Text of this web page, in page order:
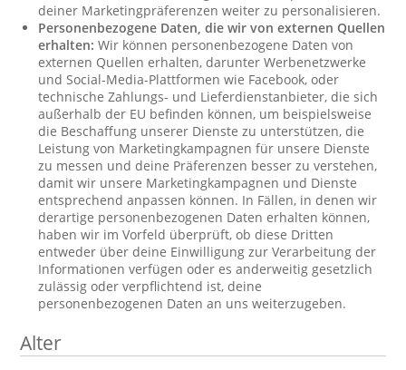
deiner Marketingpräferenzen weiter zu personalisieren.
Personenbezogene Daten, die wir von externen Quellen
erhalten: Wir können personenbezogene Daten von
externen Quellen erhalten, darunter Werbenetzwerke
und Social-Media-Plattformen wie Facebook, oder
technische Zahlungs- und Lieferdienstanbieter, die sich
außerhalb der EU befinden können, um beispielsweise
die Beschaffung unserer Dienste zu unterstützen, die
Leistung von Marketingkampagnen für unsere Dienste
zu messen und deine Präferenzen besser zu verstehen,
damit wir unsere Marketingkampagnen und Dienste
entsprechend anpassen können. In Fällen, in denen wir
derartige personenbezogenen Daten erhalten können,
haben wir im Vorfeld überprüft, ob diese Dritten
entweder über deine Einwilligung zur Verarbeitung der
Informationen verfügen oder es anderweitig gesetzlich
zulässig oder verpflichtend ist, deine
personenbezogenen Daten an uns weiterzugeben.
Alter